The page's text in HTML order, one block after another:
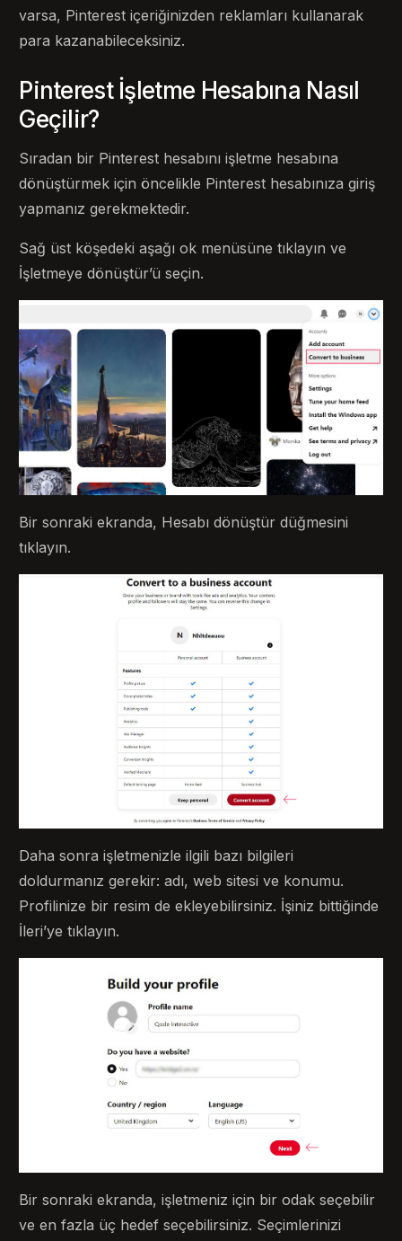
varsa, Pinterest içeriğinizden reklamları kullanarak
para kazanabileceksiniz.
Pinterest İşletme Hesabına Nasıl
Geçilir?
Sıradan bir Pinterest hesabını işletme hesabına
dönüştürmek için öncelikle Pinterest hesabınıza giriş
yapmanız gerekmektedir.
Sağ üst köşedeki aşağı ok menüsüne tıklayın ve
İşletmeye dönüştür’ü seçin.
Bir sonraki ekranda, Hesabı dönüştür düğmesini
tıklayın.
Daha sonra işletmenizle ilgili bazı bilgileri
doldurmanız gerekir: adı, web sitesi ve konumu.
Profilinize bir resim de ekleyebilirsiniz. İşiniz bittiğinde
İleri’ye tıklayın.
Bir sonraki ekranda, işletmeniz için bir odak seçebilir
ve en fazla üç hedef seçebilirsiniz. Seçimlerinizi